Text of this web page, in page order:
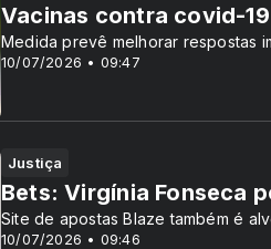
10/07/2026 • 09:47
Vacinas contra covid-
Medida prevê melhorar respostas
Justiça
10/07/2026 • 09:46
Bets: Virgínia Fonseca
Site de apostas Blaze também é